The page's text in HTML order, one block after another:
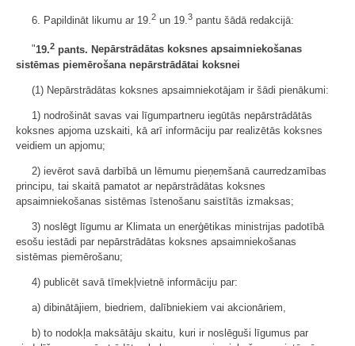
6. Papildināt likumu ar 19.2 un 19.3 pantu šādā redakcijā:
"19.2 pants. Nepārstrādātas koksnes apsaimniekošanas
sistēmas piemērošana nepārstrādātai koksnei
(1) Nepārstrādātas koksnes apsaimniekotājam ir šādi pienākumi:
1) nodrošināt savas vai līgumpartneru iegūtās nepārstrādātās
koksnes apjoma uzskaiti, kā arī informāciju par realizētās koksnes
veidiem un apjomu;
2) ievērot savā darbībā un lēmumu pieņemšanā caurredzamības
principu, tai skaitā pamatot ar nepārstrādātas koksnes
apsaimniekošanas sistēmas īstenošanu saistītās izmaksas;
3) noslēgt līgumu ar Klimata un enerģētikas ministrijas padotībā
esošu iestādi par nepārstrādātas koksnes apsaimniekošanas
sistēmas piemērošanu;
4) publicēt savā tīmekļvietnē informāciju par:
a) dibinātājiem, biedriem, dalībniekiem vai akcionāriem,
b) to nodokļa maksātāju skaitu, kuri ir noslēguši līgumus par